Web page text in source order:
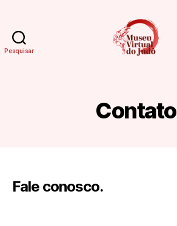
Pesquisar
JUDÔ
Contato
Fale conosco.